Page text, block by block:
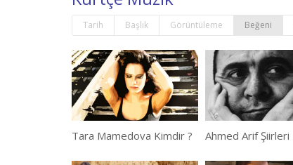
Tarih Başlık Görüntüleme Beğeni
Tara Mamedova Kimdir ?